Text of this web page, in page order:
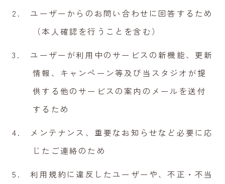
ユーザーからのお問い合わせに回答するため
（本人確認を行うことを含む）
ユーザーが利用中のサービスの新機能、更新
情報、キャンペーン等及び当スタジオが提
供する他のサービスの案内のメールを送付
するため
メンテナンス、重要なお知らせなど必要に応
じたご連絡のため
利用規約に違反したユーザーや、不正・不当